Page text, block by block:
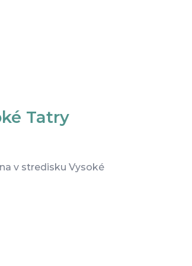
Tatry
v stredisku Vysoké